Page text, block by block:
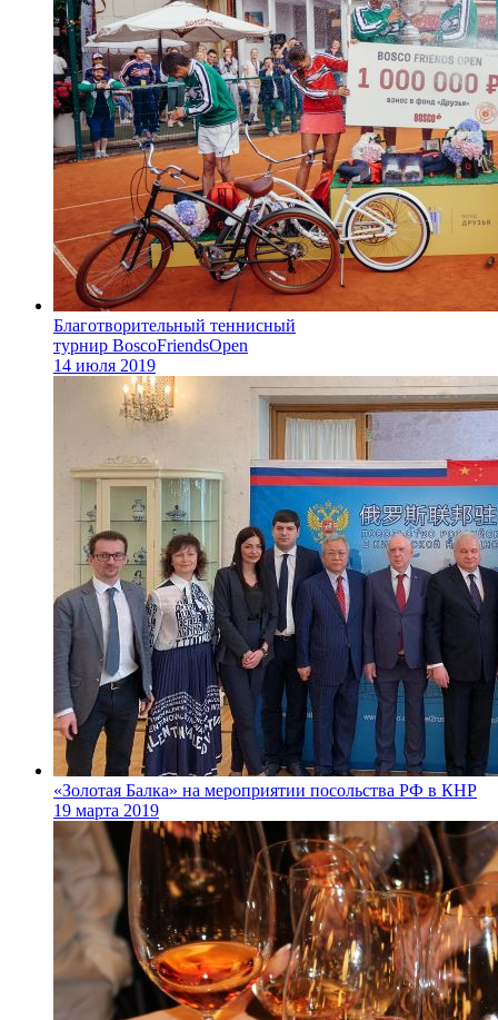
Благотворительный теннисный
турнир BoscoFriendsOpen
14 июля 2019
«Золотая Балка» на мероприятии посольства РФ в КНР
19 марта 2019